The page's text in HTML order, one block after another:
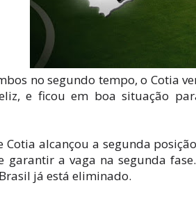
no segundo tempo, o Cotia
e ficou em boa situação
Cotia alcançou a segunda
garantir a vaga na segunda
já está eliminado.